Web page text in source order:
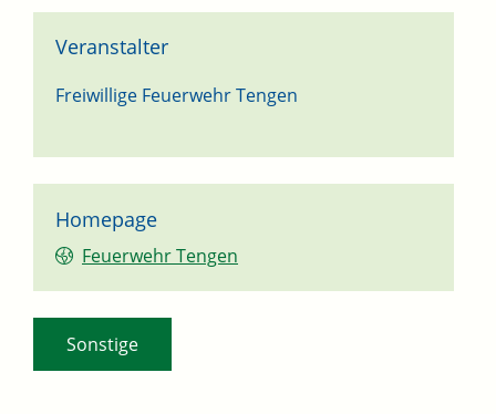
Homepage
Feuerwehr Tengen
Veranstalter
Freiwillige Feuerwehr Tengen
Sonstige